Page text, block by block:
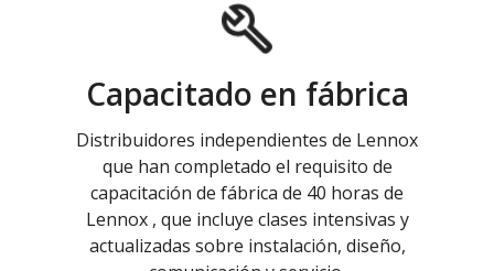
Capacitado en fábrica
Distribuidores independientes de Lennox
que han completado el requisito de
capacitación de fábrica de 40 horas de
Lennox , que incluye clases intensivas y
actualizadas sobre instalación, diseño,